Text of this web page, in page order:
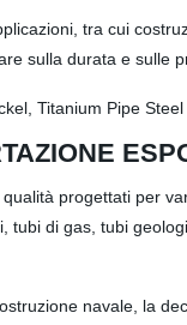
tra cui
sulla durata e sulle
progettati per
tubi di gas, tubi
navale, la